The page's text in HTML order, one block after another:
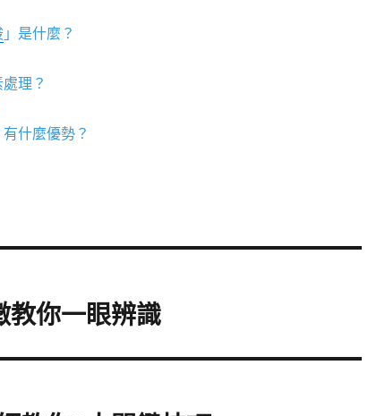
」是什麼？
理？
什麼優勢？
教你一眼辨識